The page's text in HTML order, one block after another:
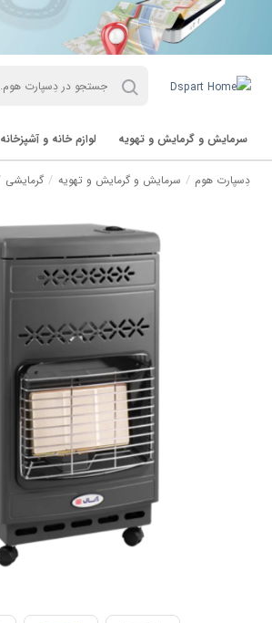
سرمایش و گرمایش و تهویه لوازم خانه و آشپزخانه
دِسپارت هوم سرمایش و گرمایش و تهویه گرمایشی